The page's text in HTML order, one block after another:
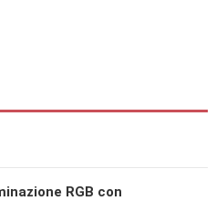
RGB con